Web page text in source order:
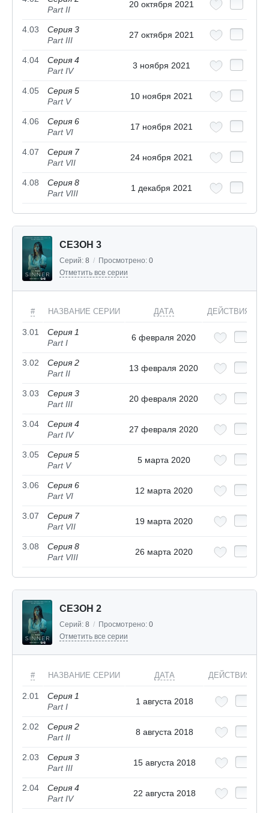
Part II
20 октября 2021
4.03
Серия 3
Part III
27 октября 2021
4.04
Серия 4
Part IV
3 ноября 2021
4.05
Серия 5
Part V
10 ноября 2021
4.06
Серия 6
Part VI
17 ноября 2021
4.07
Серия 7
Part VII
24 ноября 2021
4.08
Серия 8
Part VIII
1 декабря 2021
СЕЗОН 3
Серий: 8 / Просмотрено: 0
Отметить все серии
# НАЗВАНИЕ СЕРИИ ДАТА ДЕЙСТВИЯ
3.01
Серия 1
Part I
6 февраля 2020
3.02
Серия 2
Part II
13 февраля 2020
3.03
Серия 3
Part III
20 февраля 2020
3.04
Серия 4
Part IV
27 февраля 2020
3.05
Серия 5
Part V
5 марта 2020
3.06
Серия 6
Part VI
12 марта 2020
3.07
Серия 7
Part VII
19 марта 2020
3.08
Серия 8
Part VIII
26 марта 2020
СЕЗОН 2
Серий: 8 / Просмотрено: 0
Отметить все серии
# НАЗВАНИЕ СЕРИИ ДАТА ДЕЙСТВИЯ
2.01
Серия 1
Part I
1 августа 2018
2.02
Серия 2
Part II
8 августа 2018
2.03
Серия 3
Part III
15 августа 2018
2.04
Серия 4
Part IV
22 августа 2018